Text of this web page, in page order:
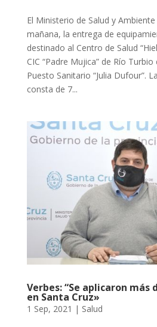
El Ministerio de Salud y
mañana, la entrega de
destinado al Centro de Salud
CIC “Padre Mujica” de Río
Puesto Sanitario “Julia Dufour”.
consta de 7...
Verbes: “Se aplicaron más
en Santa Cruz»
1 Sep, 2021 | Salud